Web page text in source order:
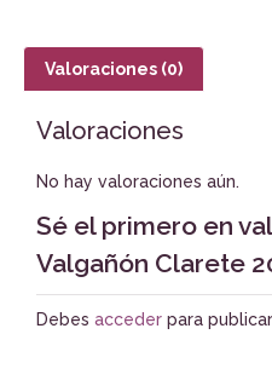
Valoraciones (0)
Valoraciones
No hay valoraciones aún.
Sé el primero en
Valgañón Clarete
Debes acceder para